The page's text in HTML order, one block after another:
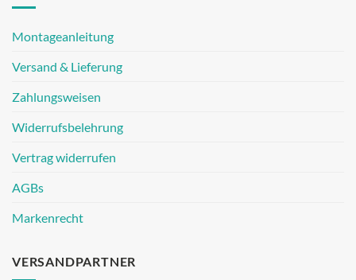
Montageanleitung
Versand & Lieferung
Zahlungsweisen
Widerrufsbelehrung
Vertrag widerrufen
AGBs
Markenrecht
VERSANDPARTNER